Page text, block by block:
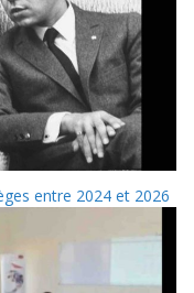
entre 2024 et 2026